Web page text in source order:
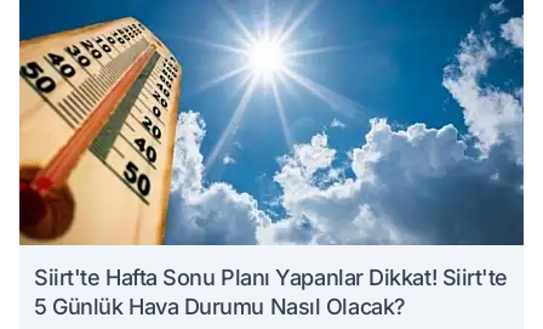
Siirt'te Hafta Sonu Planı Yapanlar Dikkat! Siirt'te
5 Günlük Hava Durumu Nasıl Olacak?